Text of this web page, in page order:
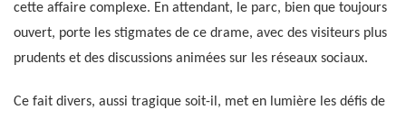
cette affaire complexe. En attendant, le parc, bien que toujours
ouvert, porte les stigmates de ce drame, avec des visiteurs plus
prudents et des discussions animées sur les réseaux sociaux.
Ce fait divers, aussi tragique soit-il, met en lumière les défis de